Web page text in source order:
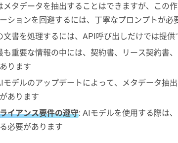
メタデータを抽出することはできますが、この
ションを回避するには、丁寧なプロンプトが必
書を処理するには、 API呼び出しだけでは提
も重要な情報の中には、契約書、リース契約書
ります
モデルのアップデートによって、メタデータ抽
あります
イアンス要件の遵守: AIモデルを使用する際は、
必要があります